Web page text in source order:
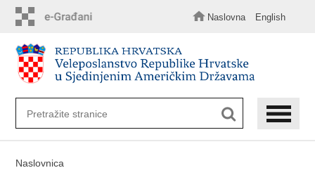
sadržaj
Naslovna English
Naslovnica